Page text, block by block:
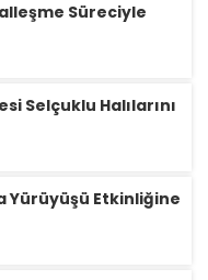
Süreciyle
Selçuklu Halılarını
Yürüyüşü Etkinliğine